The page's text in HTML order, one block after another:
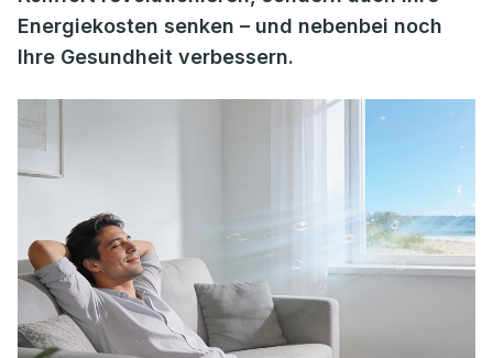
Energiekosten senken – und nebenbei noch
Ihre Gesundheit verbessern.